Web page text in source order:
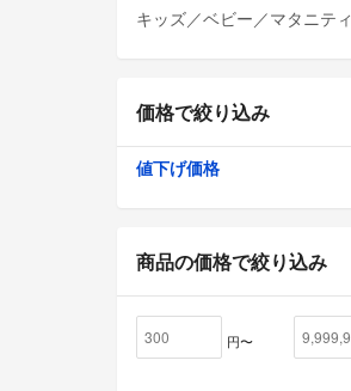
キッズ／ベビー／マタニティ
価格で絞り込み
値下げ価格
商品の価格で絞り込み
円〜